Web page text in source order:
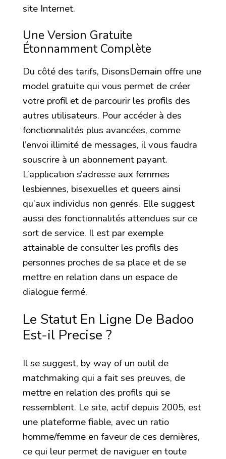
site Internet.
Une Version Gratuite
Étonnamment Complète
Du côté des tarifs, DisonsDemain offre une
model gratuite qui vous permet de créer
votre profil et de parcourir les profils des
autres utilisateurs. Pour accéder à des
fonctionnalités plus avancées, comme
l’envoi illimité de messages, il vous faudra
souscrire à un abonnement payant.
L’application s’adresse aux femmes
lesbiennes, bisexuelles et queers ainsi
qu’aux individus non genrés. Elle suggest
aussi des fonctionnalités attendues sur ce
sort de service. Il est par exemple
attainable de consulter les profils des
personnes proches de sa place et de se
mettre en relation dans un espace de
dialogue fermé.
Le Statut En Ligne De Badoo
Est-il Precise ?
Il se suggest, by way of un outil de
matchmaking qui a fait ses preuves, de
mettre en relation des profils qui se
ressemblent. Le site, actif depuis 2005, est
une plateforme fiable, avec un ratio
homme/femme en faveur de ces dernières,
ce qui leur permet de naviguer en toute